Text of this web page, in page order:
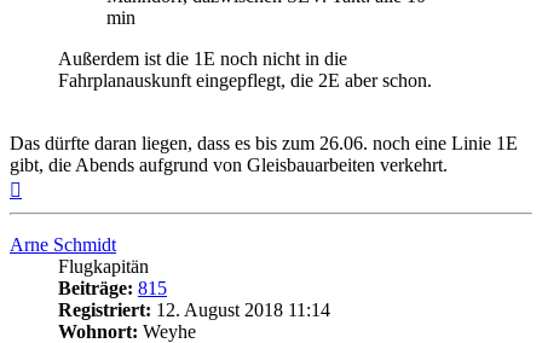
min
Außerdem ist die 1E noch nicht in die
Fahrplanauskunft eingepflegt, die 2E aber schon.
Das dürfte daran liegen, dass es bis zum 26.06. noch eine Linie 1E
gibt, die Abends aufgrund von Gleisbauarbeiten verkehrt.
Arne Schmidt
Flugkapitän
Beiträge: 815
Registriert: 12. August 2018 11:14
Wohnort: Weyhe